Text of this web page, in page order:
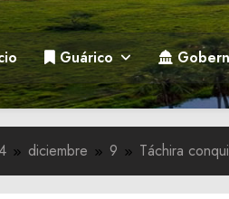
de Guarico
Guarico
Guárico
diciembre 9 Táchira